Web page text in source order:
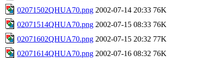
02071502QHUA70.png 2002-07-14 20:33 76K
02071514QHUA70.png 2002-07-15 08:33 76K
02071602QHUA70.png 2002-07-15 20:32 77K
02071614QHUA70.png 2002-07-16 08:32 76K